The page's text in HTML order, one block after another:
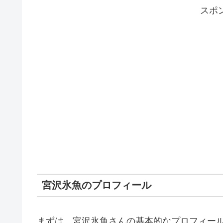
スポ
宮沢氷魚のプロフィール